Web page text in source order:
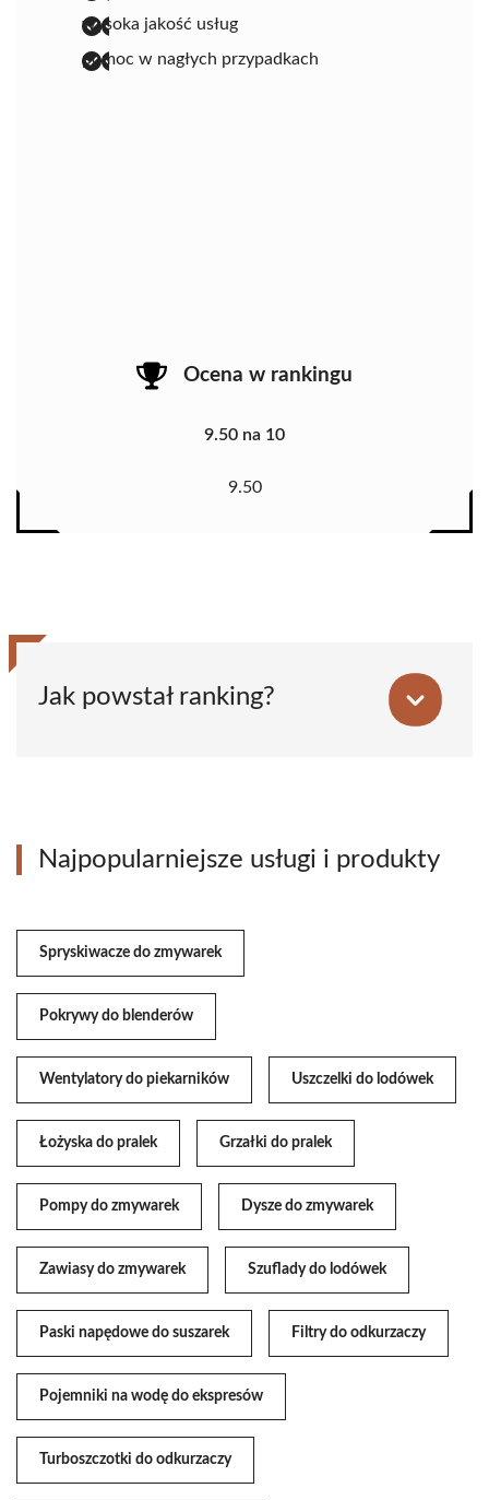
wysoka jakość usług
pomoc w nagłych przypadkach
Ocena w rankingu
9.50 na 10
9.50
Jak powstał ranking?
Najpopularniejsze usługi i produkty
Spryskiwacze do zmywarek
Pokrywy do blenderów
Wentylatory do piekarników Uszczelki do lodówek
Łożyska do pralek Grzałki do pralek
Pompy do zmywarek Dysze do zmywarek
Zawiasy do zmywarek Szuflady do lodówek
Paski napędowe do suszarek Filtry do odkurzaczy
Pojemniki na wodę do ekspresów
Turboszczotki do odkurzaczy